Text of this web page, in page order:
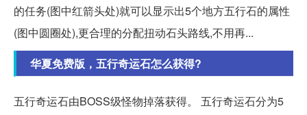
的任务(图中红箭头处)就可以显示出5个地方五行石的属性
(图中圆圈处),更合理的分配扭动石头路线,不用再...
华夏免费版，五行奇运石怎么获得?
五行奇运石由BOSS级怪物掉落获得。 五行奇运石分为5